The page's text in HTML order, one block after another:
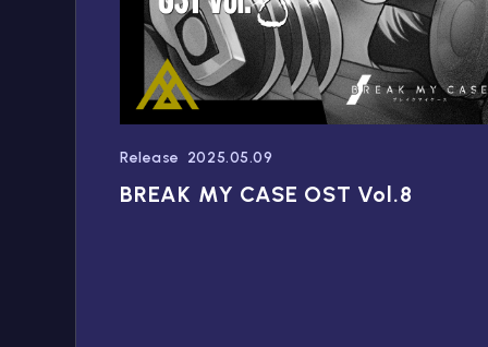
Release 2025.05.09
BREAK MY CASE OST Vol.8